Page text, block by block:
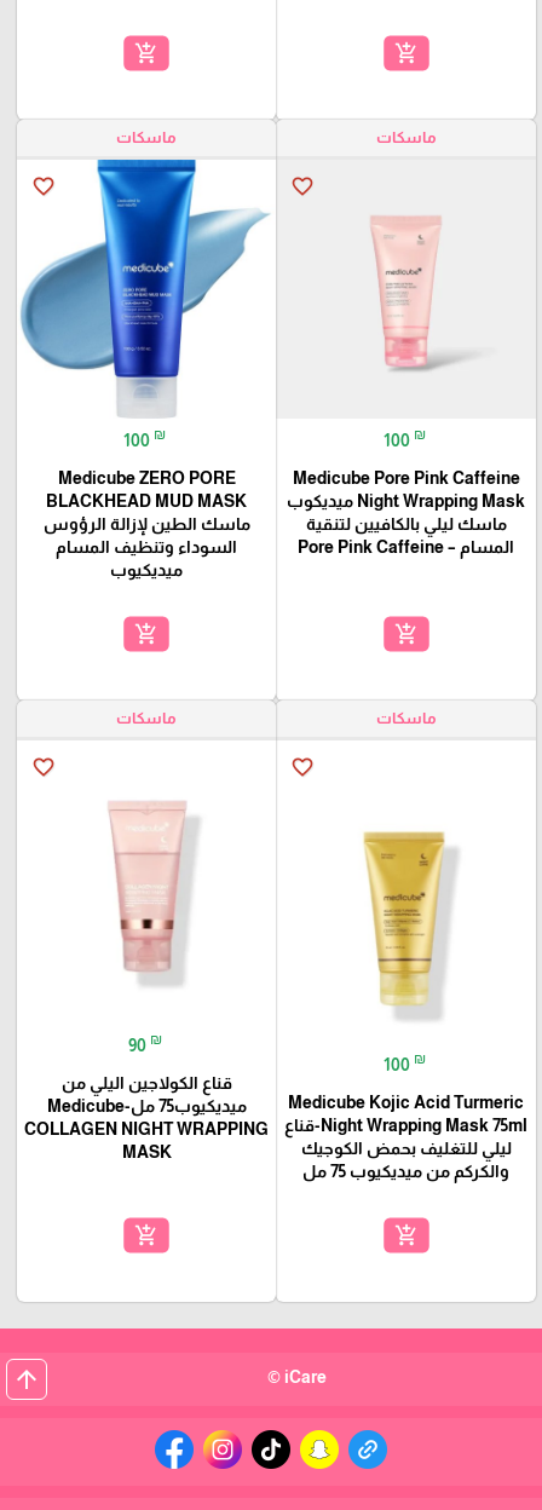
add_shopping_cart
add_shopping_cart
ماسكات
favorite_border
100 ₪
Medicube Pore Pink Caffeine
Night Wrapping Mask ميديكوب
ماسك ليلي بالكافيين لتنقية
المسام – Pore Pink Caffeine
add_shopping_cart
ماسكات
favorite_border
100 ₪
Medicube ZERO PORE
BLACKHEAD MUD MASK
ماسك الطين لإزالة الرؤوس
السوداء وتنظيف المسام
ميديكيوب
add_shopping_cart
ماسكات
favorite_border
100 ₪
Medicube Kojic Acid Turmeric
Night Wrapping Mask 75ml-قناع
ليلي للتغليف بحمض الكوجيك
والكركم من ميديكيوب 75 مل
add_shopping_cart
ماسكات
favorite_border
90 ₪
قناع الكولاجين اليلي من
ميديكيوب75 مل-Medicube
COLLAGEN NIGHT WRAPPING
MASK
add_shopping_cart
iCare ©
arrow_upward